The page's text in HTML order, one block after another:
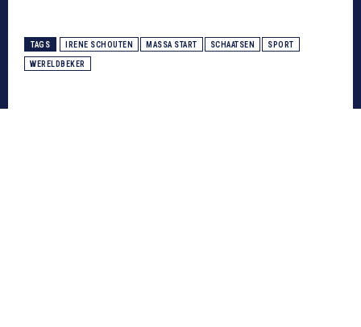
TAGS IRENE SCHOUTEN MASSA START SCHAATSEN SPORT
WERELDBEKER